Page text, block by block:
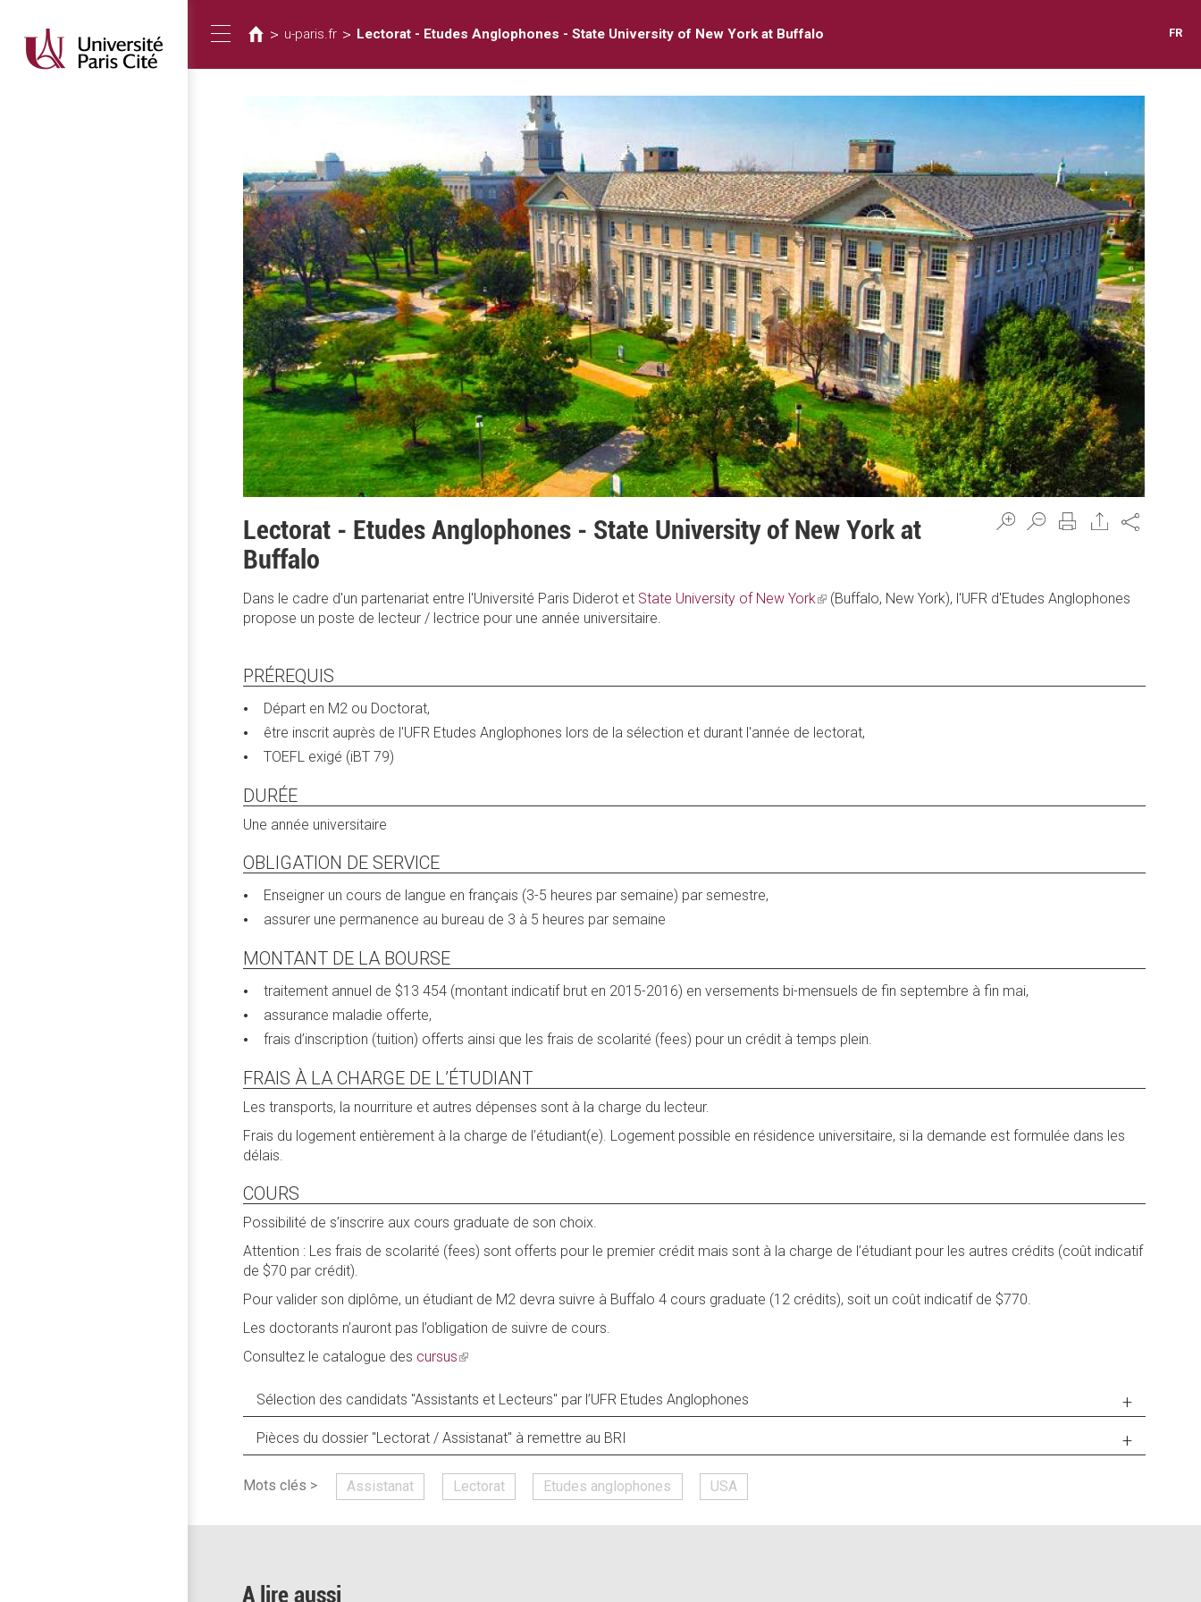
contenu
principal
Toggle
êtes
ici
> u-paris.fr > Lectorat - Etudes Anglophones - State University of New York at Buffalo FR
Share
Lectorat - Etudes Anglophones - State University of New York at
Buffalo
Dans le cadre d'un partenariat entre l'Université Paris Diderot et State University of New York(link(Buffalo, New York), l'UFR d'Etudes Anglophones
propose un poste de lecteur / lectrice pour une année universitaire.
PRÉREQUIS
Départ en M2 ou Doctorat,
être inscrit auprès de l'UFR Etudes Anglophones lors de la sélection et durant l'année de lectorat,
TOEFL exigé (iBT 79)
DURÉE
Une année universitaire
OBLIGATION DE SERVICE
Enseigner un cours de langue en français (3-5 heures par semaine) par semestre,
assurer une permanence au bureau de 3 à 5 heures par semaine
MONTANT DE LA BOURSE
traitement annuel de $13 454 (montant indicatif brut en 2015-2016) en versements bi-mensuels de fin septembre à fin mai,
assurance maladie offerte,
frais d’inscription (tuition) offerts ainsi que les frais de scolarité (fees) pour un crédit à temps plein.
FRAIS À LA CHARGE DE L’ÉTUDIANT
Les transports, la nourriture et autres dépenses sont à la charge du lecteur.
Frais du logement entièrement à la charge de l’étudiant(e). Logement possible en résidence universitaire, si la demande est formulée dans les
délais.
COURS
Possibilité de s’inscrire aux cours graduate de son choix.
Attention : Les frais de scolarité (fees) sont offerts pour le premier crédit mais sont à la charge de l’étudiant pour les autres crédits (coût indicatif
de $70 par crédit).
Pour valider son diplôme, un étudiant de M2 devra suivre à Buffalo 4 cours graduate (12 crédits), soit un coût indicatif de $770.
Les doctorants n’auront pas l’obligation de suivre de cours.
Consultez le catalogue des cursus(link
external)
Sélection des candidats "Assistants et Lecteurs" par l’UFR Etudes Anglophones
Pièces du dossier "Lectorat / Assistanat" à remettre au BRI
Mots clés > Assistanat Lectorat Etudes anglophones USA
A lire aussi